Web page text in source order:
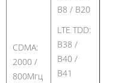
CDMA:
2000 /
800Мгц
B8 / B20
LTE TDD:
B38 /
B40 /
B41